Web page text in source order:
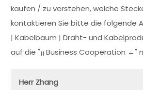
kaufen / zu verstehen, welche
kontaktieren Sie bitte die folgende
| Kabelbaum | Draht- und
auf die "¡¡ Business Cooperation ←"
Herr Zhang